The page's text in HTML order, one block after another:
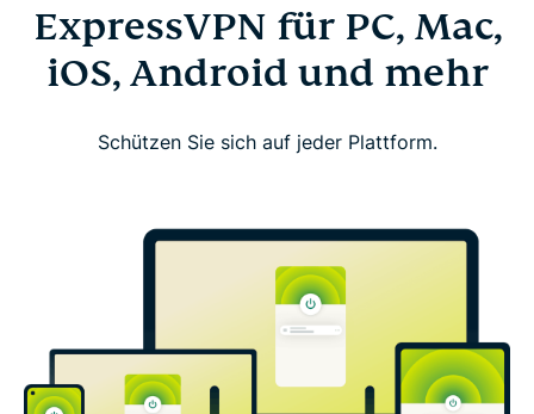
ExpressVPN für PC, Mac,
iOS, Android und mehr
Schützen Sie sich auf jeder Plattform.